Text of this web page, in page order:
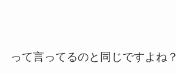
って言ってるのと同じですよね？